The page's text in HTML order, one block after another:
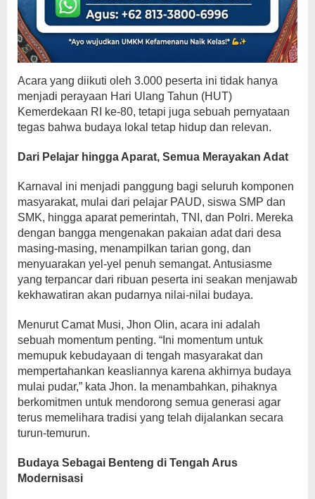
Acara yang diikuti oleh 3.000 peserta ini tidak hanya
menjadi perayaan Hari Ulang Tahun (HUT)
Kemerdekaan RI ke-80, tetapi juga sebuah pernyataan
tegas bahwa budaya lokal tetap hidup dan relevan.
Dari Pelajar hingga Aparat, Semua Merayakan Adat
Karnaval ini menjadi panggung bagi seluruh komponen
masyarakat, mulai dari pelajar PAUD, siswa SMP dan
SMK, hingga aparat pemerintah, TNI, dan Polri. Mereka
dengan bangga mengenakan pakaian adat dari desa
masing-masing, menampilkan tarian gong, dan
menyuarakan yel-yel penuh semangat. Antusiasme
yang terpancar dari ribuan peserta ini seakan menjawab
kekhawatiran akan pudarnya nilai-nilai budaya.
Menurut Camat Musi, Jhon Olin, acara ini adalah
sebuah momentum penting. “Ini momentum untuk
memupuk kebudayaan di tengah masyarakat dan
mempertahankan keasliannya karena akhirnya budaya
mulai pudar,” kata Jhon. Ia menambahkan, pihaknya
berkomitmen untuk mendorong semua generasi agar
terus memelihara tradisi yang telah dijalankan secara
turun-temurun.
Budaya Sebagai Benteng di Tengah Arus
Modernisasi